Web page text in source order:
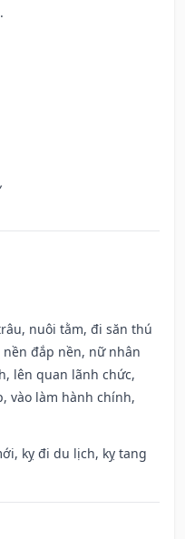
nuôi tằm, đi săn thú
đắp nền, nữ nhân
lên quan lãnh chức,
vào làm hành chính,
kỵ đi du lịch, kỵ tang